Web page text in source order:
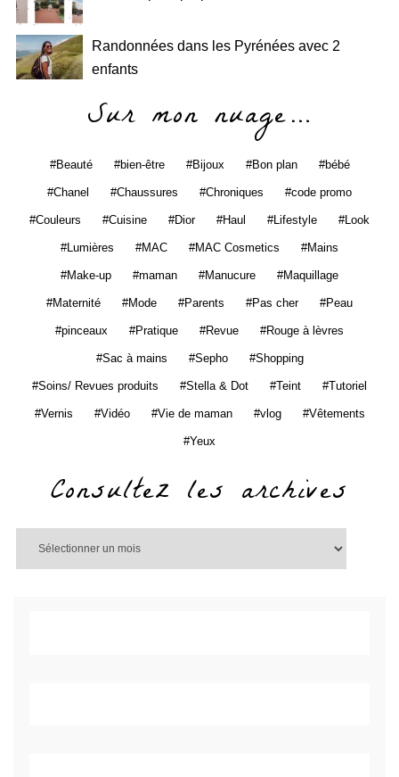
Randonnées dans les Pyrénées avec 2
enfants
Sur mon nuage…
Beauté bien-être Bijoux Bon plan bébé
Chanel Chaussures Chroniques code promo
Couleurs Cuisine Dior Haul Lifestyle Look
Lumières MAC MAC Cosmetics Mains
Make-up maman Manucure Maquillage
Maternité Mode Parents Pas cher Peau
pinceaux Pratique Revue Rouge à lèvres
Sac à mains Sepho Shopping
Soins/ Revues produits Stella & Dot Teint Tutoriel
Vernis Vidéo Vie de maman vlog Vêtements
Yeux
Consultez les archives